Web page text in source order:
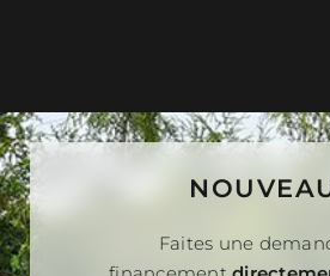
Faites une